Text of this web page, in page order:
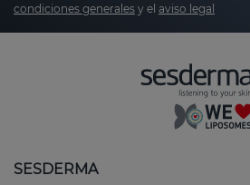
condiciones generales y el aviso legal
SESDERMA